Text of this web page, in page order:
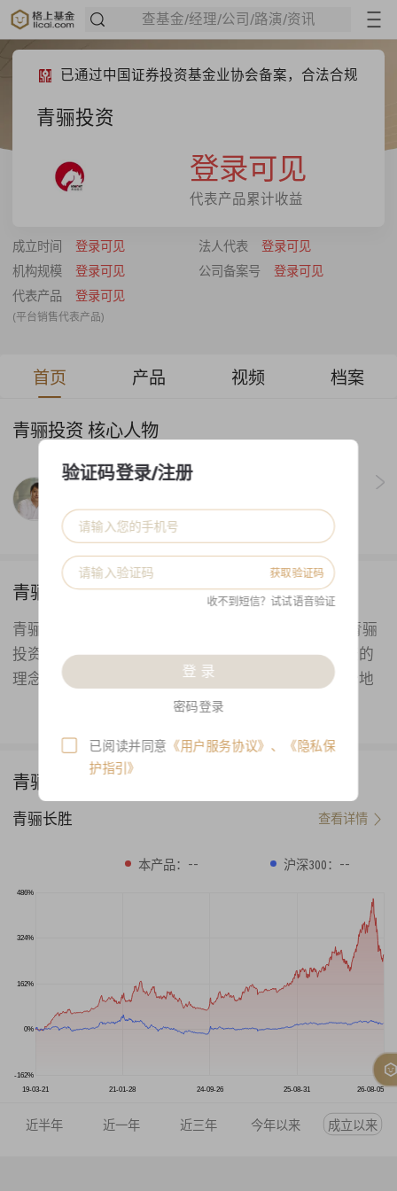
查基金/经理/公司/路演/资讯
已通过中国证券投资基金业协会备案，合法合规
青骊投资
登录可见
代表产品累计收益
成立时间 登录可见 法人代表
登录可见
机构规模
登录可见 公司备案号
登录可见
代表产品
登录可见
(平台销售代表产品)
首页 产品 视频 档案
青骊投资 核心人物
苏雪晶
从业年限: 21年
青骊投资 公司简介
青骊投资成立于2015年4月，注册资本为1000万元。青骊
投资以专业、谨慎的投资研究为基础，基于价值投资的
理念，通过深度发掘被低估的上市公司，安全而充分地
享受上市公司成长的成果，以实现管理资产的持续增
趋势，进行资产的合理灵活配置，实现信托收益的稳健
增长，为投资人创造绝对收益。
青骊投资 代表产品
青骊长胜 查看详情
本产品： -- 沪深300： --
-162%
0%
162%
324%
486%
19-03-21 21-01-28 24-09-26 25-08-31 26-08-05
近半年 近一年 近三年 今年以来 成立以来
验证码登录/注册
获取验证码
收不到短信？试试语音验证
登 录
密码登录
已阅读并同意 《用户服务协议》 、
《隐私保
护指引》